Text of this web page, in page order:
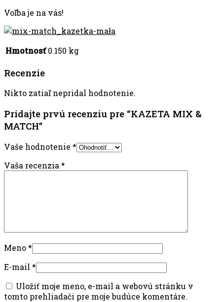
Voľba je na vás!
Hmotnosť 0.150 kg
Recenzie
Nikto zatiaľ nepridal hodnotenie.
Pridajte prvú recenziu pre “KAZETA MIX &
MATCH”
Vaše hodnotenie *
Vaša recenzia *
Meno*
E-mail *
Uložiť moje meno, e-mail a webovú stránku v
tomto prehliadači pre moje budúce komentáre.